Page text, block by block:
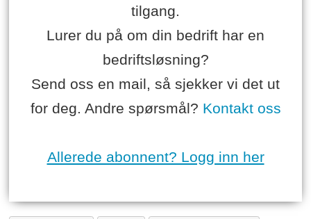
tilgang.
Lurer du på om din bedrift har en
bedriftsløsning?
Send oss en mail, så sjekker vi det ut
for deg. Andre spørsmål? Kontakt oss
Allerede abonnent? Logg inn her